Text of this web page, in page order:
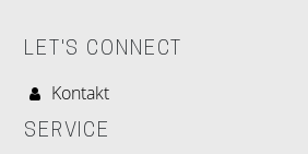
LET'S CONNECT
Kontakt
SERVICE